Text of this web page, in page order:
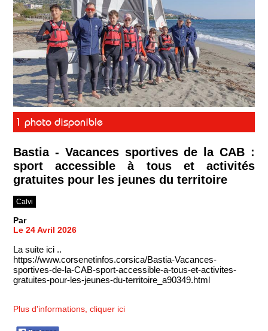
1 photo disponible
Bastia - Vacances sportives de la CAB :
sport accessible à tous et activités
gratuites pour les jeunes du territoire
Calvi
Par
Le 24 Avril 2026
La suite ici ..
https://www.corsenetinfos.corsica/Bastia-Vacances-
sportives-de-la-CAB-sport-accessible-a-tous-et-activites-
gratuites-pour-les-jeunes-du-territoire_a90349.html
Plus d'informations, cliquer ici